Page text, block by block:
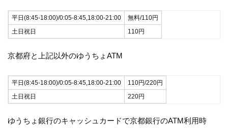
平日(8:45-18:00)/0:05-8:45,18:00-21:00
無料/110円
土日祝日
110円
京都府と上記以外のゆうちょATM
平日(8:45-18:00)/0:05-8:45,18:00-21:00
110円/220円
土日祝日
220円
ゆうちょ銀行のキャッシュカードで京都銀行のATM利用時